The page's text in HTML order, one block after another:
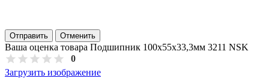
Отправить Отменить
Ваша оценка товара Подшипник 100х55х33,3мм 3211 NSK
0
Загрузить изображение